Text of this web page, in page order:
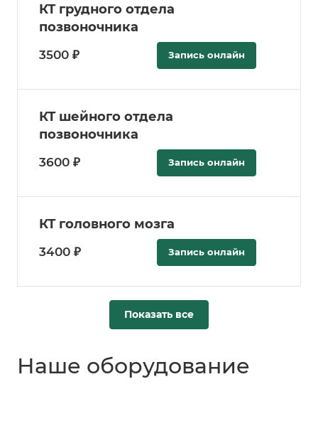
КТ грудного отдела
позвоночника
3500 ₽ Запись онлайн
КТ шейного отдела
позвоночника
3600 ₽ Запись онлайн
КТ головного мозга
3400 ₽ Запись онлайн
Показать все
Наше оборудование